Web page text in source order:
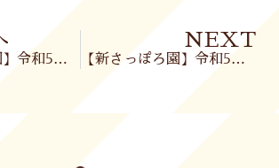
【新さっぽろ園】令和5年9月28日(木)
NEXT
【新さっぽろ園】令和5年9月29日(金)